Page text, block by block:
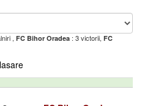
, FC Bihor Oradea : 3 victorii, FC